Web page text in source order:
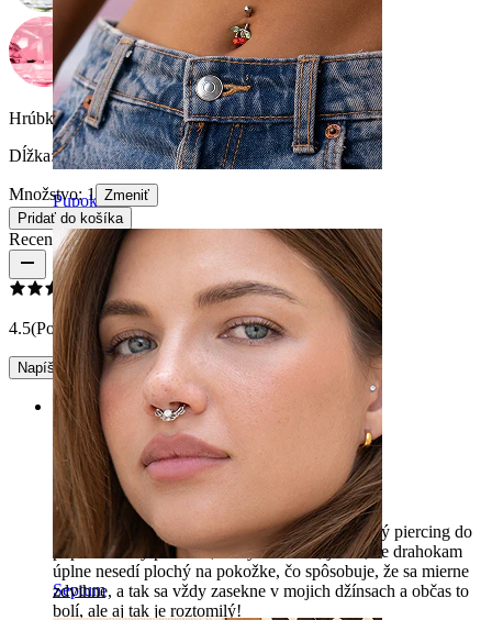
Pupok
Septum
Hrúbka závitu:1,6 mm
Dĺžka:8 mm
Množstvo: 1 Zmeniť
Pridať do košíka
Recenzie produktu
4.5(Počet recenzií: 6)
Napíšte recenziu
Rating
Presne ako na obrázku
Presne ako na obrázku, veľmi roztomilý a jemný piercing do
pupka. Jediný problém, ktorý som mal, je ten, že drahokam
úplne nesedí plochý na pokožke, čo spôsobuje, že sa mierne
zdvihne, a tak sa vždy zasekne v mojich džínsach a občas to
bolí, ale aj tak je roztomilý!